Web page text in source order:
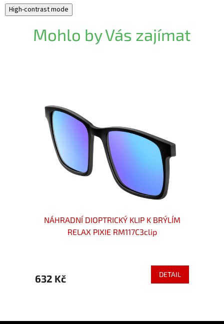
High-contrast mode
Mohlo by Vás zajímat
NÁHRADNÍ DIOPTRICKÝ KLIP K BRÝLÍM
RELAX PIXIE RM117C3clip
632 Kč DETAIL